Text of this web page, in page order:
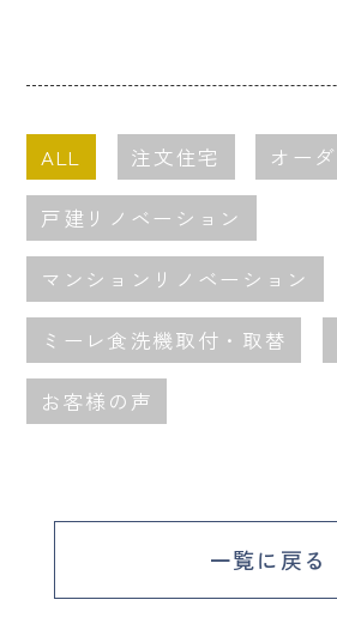
ALL 注文住宅 オー
戸建リノベーション
マンションリノベーション
ミーレ食洗機取付・取替
お客様の声
一覧に戻る